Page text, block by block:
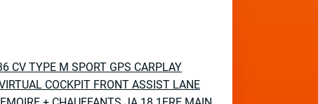
CV TYPE M SPORT GPS CARPLAY
COCKPIT FRONT ASSIST LANE